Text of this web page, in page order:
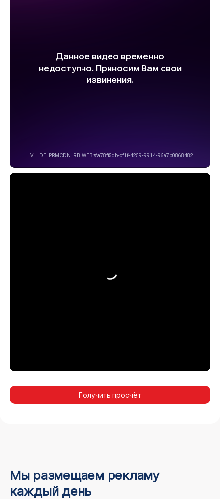
Получить просчёт
Мы размещаем рекламу
каждый день